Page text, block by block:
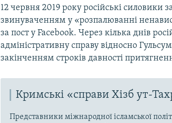
12 червня 2019 року російські силовики
звинуваченням у «розпалюванні
за пост у Facebook. Через кілька днів
адміністративну справу відносно
закінченням строків давності
Кримські «справи Хізб ут-
Представники міжнародної ісламської